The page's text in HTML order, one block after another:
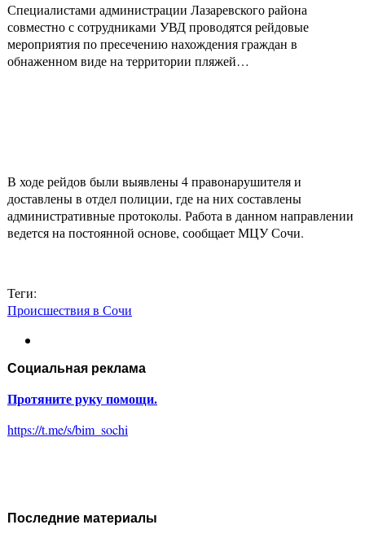
Специалистами администрации Лазаревского района
совместно с сотрудниками УВД проводятся рейдовые
мероприятия по пресечению нахождения граждан в
обнаженном виде на территории пляжей…
В ходе рейдов были выявлены 4 правонарушителя и
доставлены в отдел полиции, где на них составлены
административные протоколы. Работа в данном направлении
ведется на постоянной основе, сообщает МЦУ Сочи.
Теги:
Происшествия в Сочи
Социальная реклама
Протяните руку помощи.
https://t.me/s/bim_sochi
Последние материалы